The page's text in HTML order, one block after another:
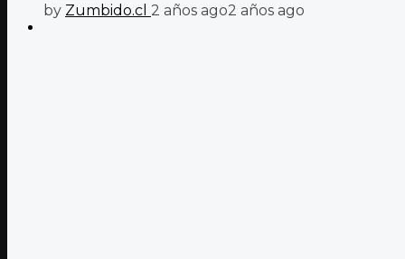
by Zumbido.cl 2 años ago2 años ago